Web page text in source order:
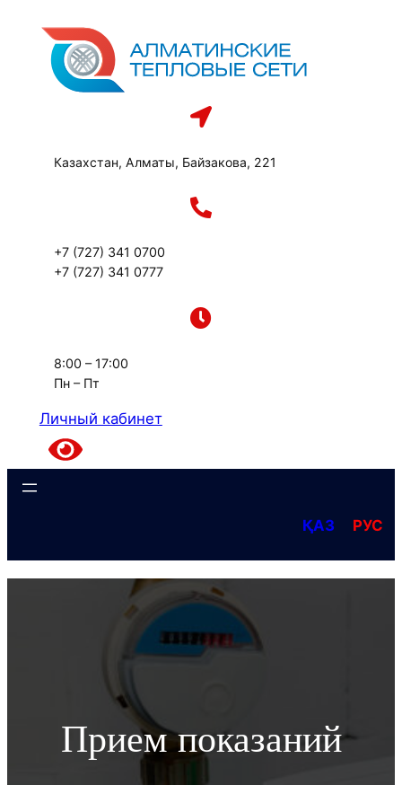
содержимому
Казахстан, Алматы, Байзакова, 221
+7 (727) 341 0700
+7 (727) 341 0777
8:00 – 17:00
Пн – Пт
Личный кабинет
ҚАЗ РУС
Прием показаний